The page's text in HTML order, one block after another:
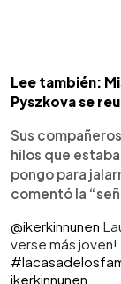
Lee también:
Pyszkova se
Sus
hilos que
pongo para
comentó la
@ikerkinnunen
verse más joven!
ikerkinnunen